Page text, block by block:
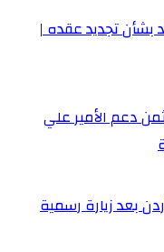
بشأن تجديد عقده |
دعم الأمير علي
بعد زيارة رسمية